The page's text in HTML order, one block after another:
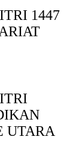
1447
UTARA